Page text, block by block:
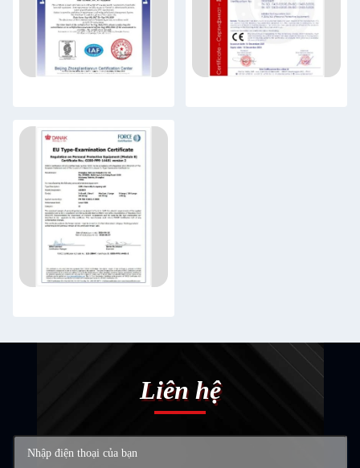
Liên hệ